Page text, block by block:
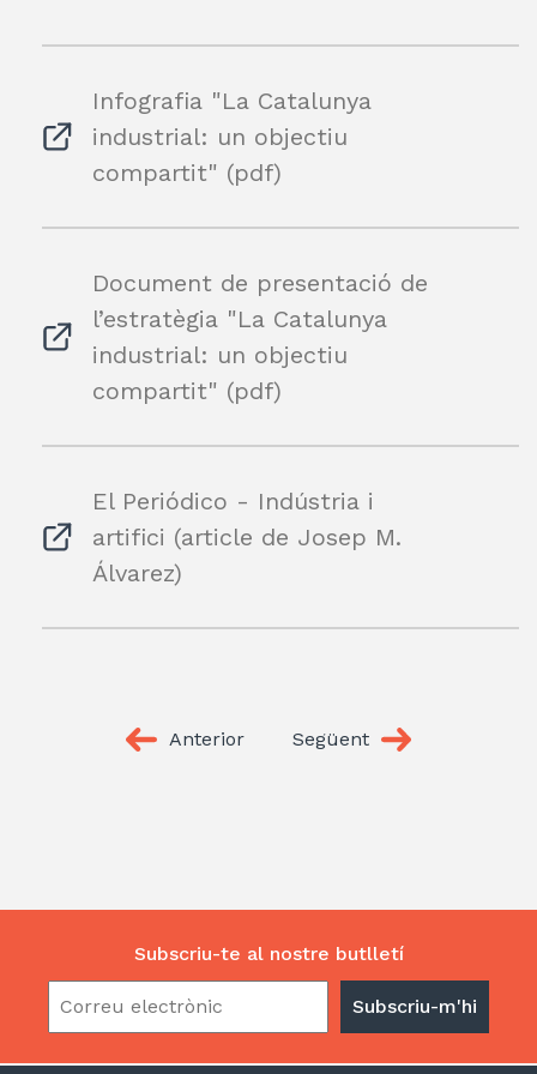
Infografia "La Catalunya
industrial: un objectiu
compartit" (pdf)
Document de presentació de
l’estratègia "La Catalunya
industrial: un objectiu
compartit" (pdf)
El Periódico - Indústria i
artifici (article de Josep M.
Álvarez)
Anterior Següent
Subscriu-te al nostre butlletí